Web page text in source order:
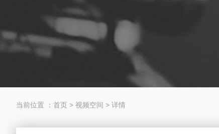
当前位置 ： 首页 > 视频空间 > 详情